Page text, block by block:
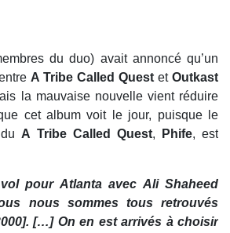
du duo) avait annoncé qu’un
A Tribe Called Quest et Outkast
la mauvaise nouvelle vient réduire
cet album voit le jour, puisque le
A Tribe Called Quest, Phife, est
pour Atlanta avec Ali Shaheed
nous sommes tous retrouvés
[…] On en est arrivés à choisir